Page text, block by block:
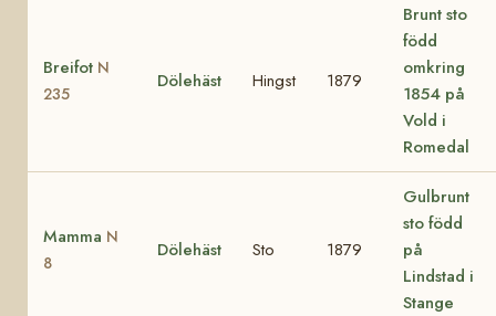
Breifot N
235
Dölehäst Hingst 1879
Brunt sto
född
omkring
1854 på
Vold i
Romedal
Mamma N
8
Dölehäst Sto 1879
Gulbrunt
sto född
på
Lindstad i
Stange